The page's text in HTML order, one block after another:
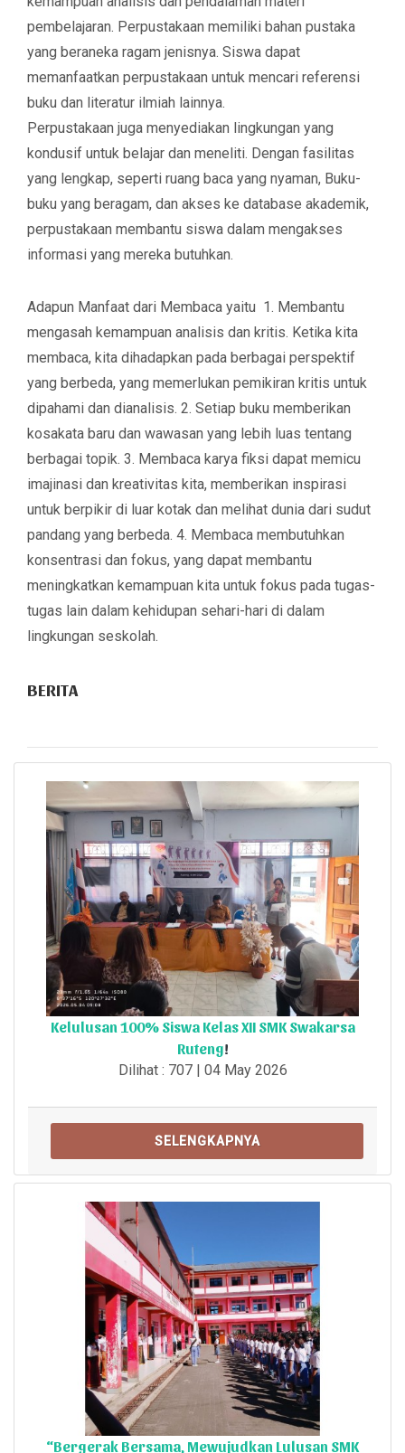
pembelajaran. Perpustakaan memiliki bahan pustaka
yang beraneka ragam jenisnya. Siswa dapat
memanfaatkan perpustakaan untuk mencari referensi
buku dan literatur ilmiah lainnya.
Perpustakaan juga menyediakan lingkungan yang
kondusif untuk belajar dan meneliti. Dengan fasilitas
yang lengkap, seperti ruang baca yang nyaman, Buku-
buku yang beragam, dan akses ke database akademik,
perpustakaan membantu siswa dalam mengakses
informasi yang mereka butuhkan.
Adapun Manfaat dari Membaca yaitu 1. Membantu
mengasah kemampuan analisis dan kritis. Ketika kita
membaca, kita dihadapkan pada berbagai perspektif
yang berbeda, yang memerlukan pemikiran kritis untuk
dipahami dan dianalisis. 2. Setiap buku memberikan
kosakata baru dan wawasan yang lebih luas tentang
berbagai topik. 3. Membaca karya fiksi dapat memicu
imajinasi dan kreativitas kita, memberikan inspirasi
untuk berpikir di luar kotak dan melihat dunia dari sudut
pandang yang berbeda. 4. Membaca membutuhkan
konsentrasi dan fokus, yang dapat membantu
meningkatkan kemampuan kita untuk fokus pada tugas-
tugas lain dalam kehidupan sehari-hari di dalam
lingkungan seskolah.
BERITA
Kelulusan 100% Siswa Kelas XII SMK Swakarsa
Ruteng!
Dilihat : 707 | 04 May 2026
SELENGKAPNYA
“Bergerak Bersama, Mewujudkan Lulusan SMK